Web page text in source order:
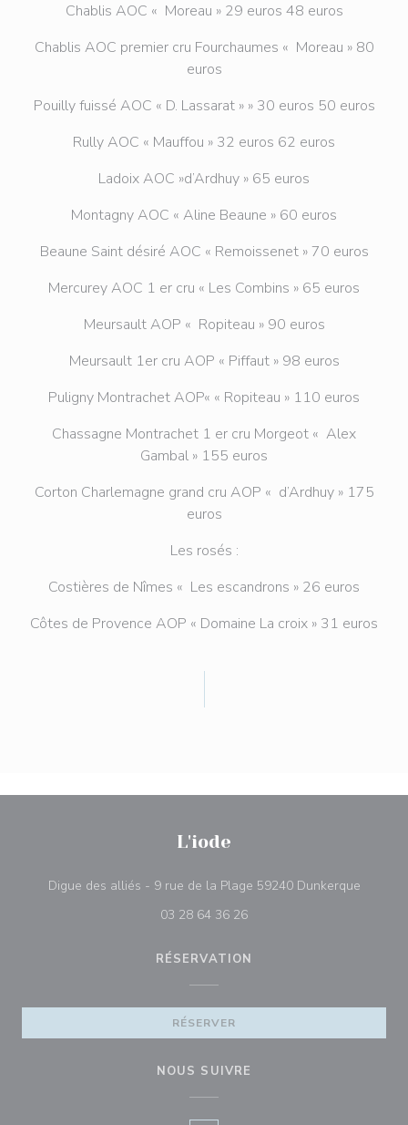
Chablis AOC « Moreau » 29 euros 48 euros
Chablis AOC premier cru Fourchaumes « Moreau » 80
euros
Pouilly fuissé AOC « D. Lassarat » » 30 euros 50 euros
Rully AOC « Mauffou » 32 euros 62 euros
Ladoix AOC »d’Ardhuy » 65 euros
Montagny AOC « Aline Beaune » 60 euros
Beaune Saint désiré AOC « Remoissenet » 70 euros
Mercurey AOC 1 er cru « Les Combins » 65 euros
Meursault AOP « Ropiteau » 90 euros
Meursault 1er cru AOP « Piffaut » 98 euros
Puligny Montrachet AOP« « Ropiteau » 110 euros
Chassagne Montrachet 1 er cru Morgeot « Alex
Gambal » 155 euros
Corton Charlemagne grand cru AOP « d’Ardhuy » 175
euros
Les rosés :
Costières de Nîmes « Les escandrons » 26 euros
Côtes de Provence AOP « Domaine La croix » 31 euros
L'iode
Digue des alliés - 9 rue de la Plage 59240 Dunkerque((ouvre
03 28 64 36 26
RÉSERVATION
RÉSERVER
NOUS SUIVRE